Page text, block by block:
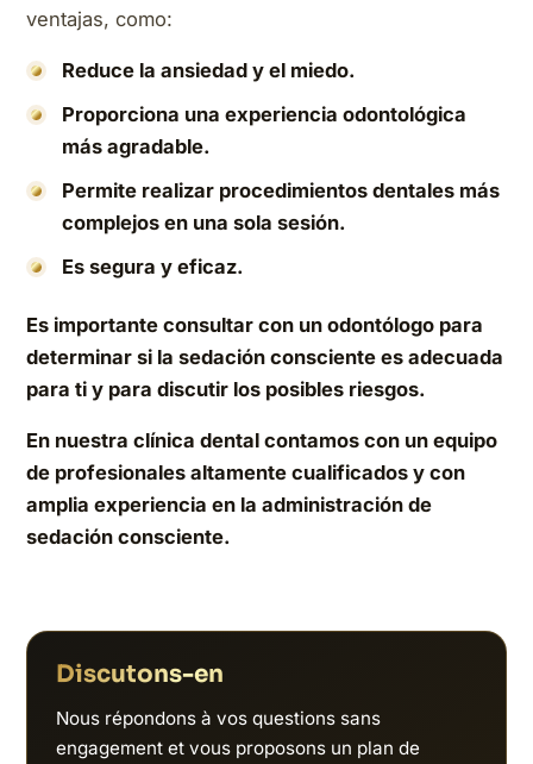
ventajas, como:
Reduce la ansiedad y el miedo.
Proporciona una experiencia odontológica
más agradable.
Permite realizar procedimientos dentales más
complejos en una sola sesión.
Es segura y eficaz.
Es importante consultar con un odontólogo para
determinar si la sedación consciente es adecuada
para ti y para discutir los posibles riesgos.
En nuestra clínica dental contamos con un equipo
de profesionales altamente cualificados y con
amplia experiencia en la administración de
sedación consciente.
Discutons-en
Nous répondons à vos questions sans
engagement et vous proposons un plan de